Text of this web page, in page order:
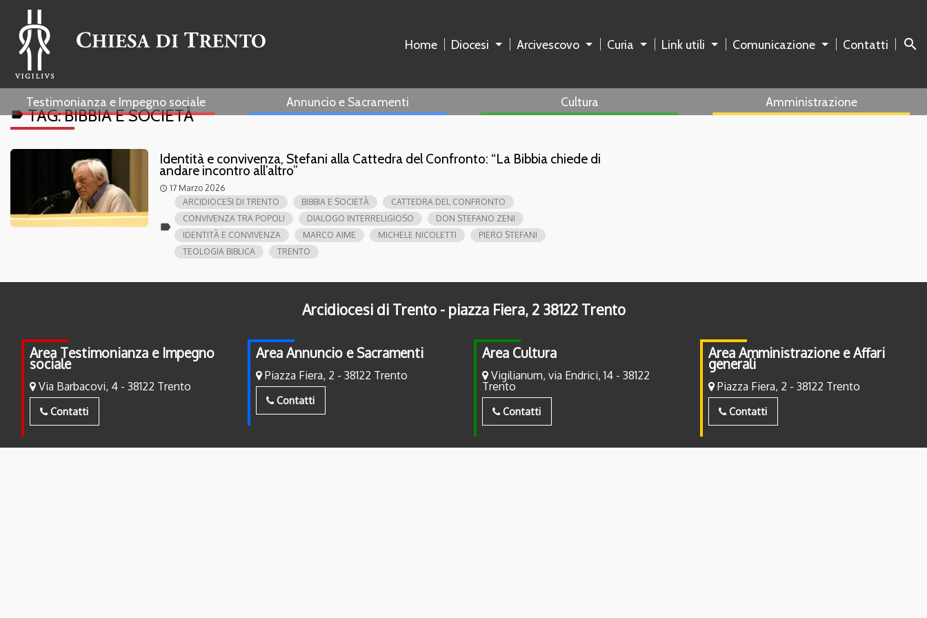
Home Diocesi Arcivescovo Curia Link utili Comunicazione Contatti search
Testimonianza e Impegno sociale Annuncio e Sacramenti Cultura Amministrazione
labelTAG:BIBBIA E SOCIETÀ
Identità e convivenza, Stefani alla Cattedra del Confronto: “La Bibbia chiede di
andare incontro all’altro”
access_time 17 Marzo 2026
label
ARCIDIOCESI DI TRENTO BIBBIA E SOCIETÀ
CATTEDRA DEL CONFRONTO
CONVIVENZA TRA POPOLI
DIALOGO INTERRELIGIOSO
DON STEFANO ZENI
IDENTITÀ E CONVIVENZA
MARCO AIME MICHELE NICOLETTI
PIERO STEFANI
TEOLOGIA BIBLICA
TRENTO
Arcidiocesi di Trento - piazza Fiera, 2 38122 Trento
Area Testimonianza e Impegno
sociale
Via Barbacovi, 4 - 38122 Trento
Contatti
Area Annuncio e Sacramenti
Piazza Fiera, 2 - 38122 Trento
Contatti
Area Cultura
Vigilianum, via Endrici, 14 - 38122
Trento
Contatti
Area Amministrazione e Affari
generali
Piazza Fiera, 2 - 38122 Trento
Contatti